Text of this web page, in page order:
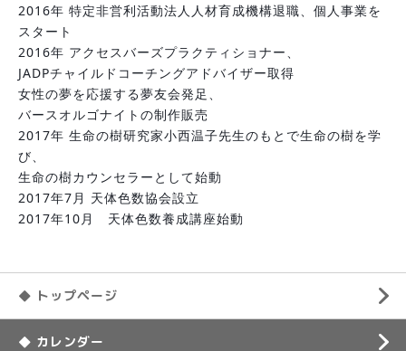
2016年 特定非営利活動法人人材育成機構退職、個人事業を
スタート
2016年 アクセスバーズプラクティショナー、
JADPチャイルドコーチングアドバイザー取得
女性の夢を応援する夢友会発足、
バースオルゴナイトの制作販売
2017年 生命の樹研究家小西温子先生のもとで生命の樹を学
び、
生命の樹カウンセラーとして始動
2017年7月 天体色数協会設立
2017年10月　天体色数養成講座始動
◆ トップページ
◆ カレンダー